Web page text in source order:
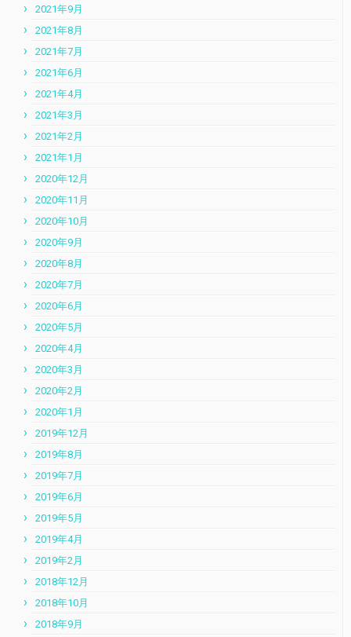
2021年9月
2021年8月
2021年7月
2021年6月
2021年4月
2021年3月
2021年2月
2021年1月
2020年12月
2020年11月
2020年10月
2020年9月
2020年8月
2020年7月
2020年6月
2020年5月
2020年4月
2020年3月
2020年2月
2020年1月
2019年12月
2019年8月
2019年7月
2019年6月
2019年5月
2019年4月
2019年2月
2018年12月
2018年10月
2018年9月